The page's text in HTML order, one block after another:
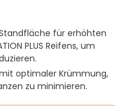
für erhöhten
PLUS Reifens, um
optimaler Krümmung,
zu minimieren.